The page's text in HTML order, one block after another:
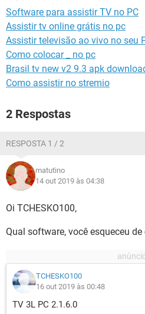
GUIA DE COMPRAS
Software para assistir TV no PC
Assistir tv online grátis no pc
Assistir televisão ao vivo no seu
Como colocar _ no pc
Brasil tv new v2 9.3 apk
Como assistir no stremio
2 Respostas
RESPOSTA 1 / 2
matutino
14 out 2019 às 04:38
Oi TCHESKO100,
Qual software, você esqueceu de
TCHESKO100
16 out 2019 às 00:48
TV 3L PC 2.1.6.0